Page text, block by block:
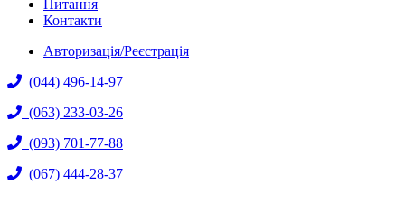
Питання
Контакти
Авторизація/Реєстрація
(044) 496-14-97
(063) 233-03-26
(093) 701-77-88
(067) 444-28-37